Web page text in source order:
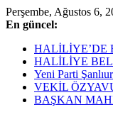
Skip
to
Perşembe, Ağustos 6,
En güncel:
HALİLİYE’DE
HALİLİYE
Yeni Parti
VEKİL
BAŞKAN